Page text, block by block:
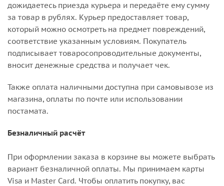
дожидаетесь приезда курьера и передаёте ему сумму
за товар в рублях. Курьер предоставляет товар,
который можно осмотреть на предмет повреждений,
соответствие указанным условиям. Покупатель
подписывает товаросопроводительные документы,
вносит денежные средства и получает чек.
Также оплата наличными доступна при самовывозе из
магазина, оплаты по почте или использовании
постамата.
Безналичный расчёт
При оформлении заказа в корзине вы можете выбрать
вариант безналичной оплаты. Мы принимаем карты
Visa и Master Card. Чтобы оплатить покупку, вас